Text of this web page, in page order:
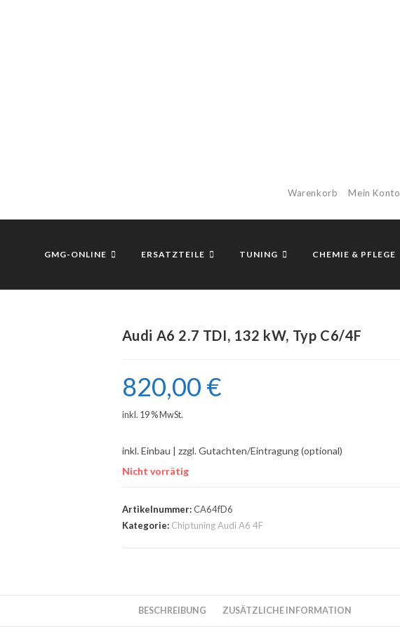
Warenkorb Mein Konto
GMG-ONLINE ERSATZTEILE TUNING CHEMIE & PFLEGE
Audi A6 2.7 TDI, 132 kW, Typ C6/4F
820,00 €
inkl. 19 % MwSt.
inkl. Einbau | zzgl. Gutachten/Eintragung (optional)
Nicht vorrätig
Artikelnummer:CA64fD6
Kategorie: Chiptuning Audi A6 4F
BESCHREIBUNG ZUSÄTZLICHE INFORMATION